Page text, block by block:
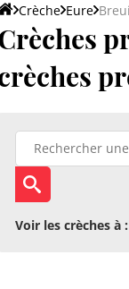
Crèche Eure
Voir les crèches à :